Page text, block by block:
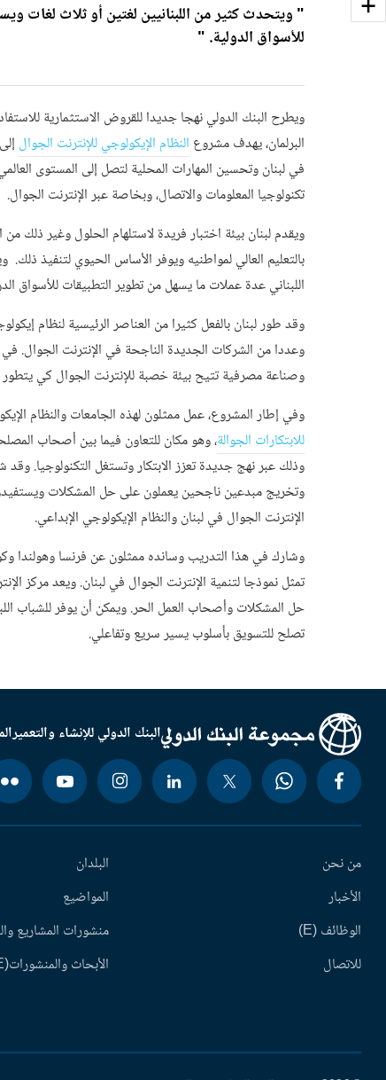
" ويتحدث كثير من اللبنانيين لغتين أو ثلاث لغات
للأسواق الدولية. "
ويطرح البنك الدولي نهجا جديدا للقروض الاستثمارية
البرلمان، يهدف مشروع النظام الإيكولوجي للإنترنت الجوال
في لبنان وتحسين المهارات المحلية لتصل إلى المستوى
تكنولوجيا المعلومات والاتصال، وبخاصة عبر الإنترنت الجوال.
ويقدم لبنان بيئة اختبار فريدة لاستلهام الحلول وغير ذلك
بالتعليم العالي لمواطنيه ويوفر الأساس الحيوي لتنفيذ
اللبناني عدة عملات ما يسهل من تطوير التطبيقات للأسواق
وقد طور لبنان بالفعل كثيرا من العناصر الرئيسية لنظام
وعددا من الشركات الجديدة الناجحة في الإنترنت الجوال.
وصناعة مصرفية تتيح بيئة خصبة للإنترنت الجوال كي يتطور
وفي إطار المشروع، عمل ممثلون لهذه الجامعات والنظام
للابتكارات الجوالة، وهو مكان للتعاون فيما بين أصحاب
وذلك عبر نهج جديدة تعزز الابتكار وتستغل التكنولوجيا.
وتخريج مبدعين ناجحين يعملون على حل المشكلات
الإنترنت الجوال في لبنان والنظام الإيكولوجي الإبداعي.
وشارك في هذا التدريب وسانده ممثلون عن فرنسا وهولندا
تمثل نموذجا لتنمية الإنترنت الجوال في لبنان. ويعد مركز
حل المشكلات وأصحاب العمل الحر. ويمكن أن يوفر للشباب
تصلح للتسويق بأسلوب يسير سريع وتفاعلي.
البنك الدولي للإنشاء والتعمير
من نحن
الأخبار
الوظائف (E)
للاتصال
البلدان
المواضيع
منشورات المشاريع
الأبحاث والمنشورات(E)